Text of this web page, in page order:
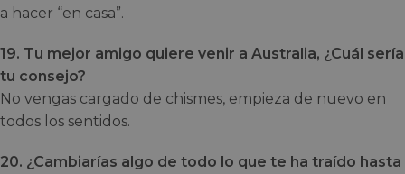
a hacer “en casa”.
19. Tu mejor amigo quiere venir a Australia, ¿Cuál sería
tu consejo?
No vengas cargado de chismes, empieza de nuevo en
todos los sentidos.
20. ¿Cambiarías algo de todo lo que te ha traído hasta